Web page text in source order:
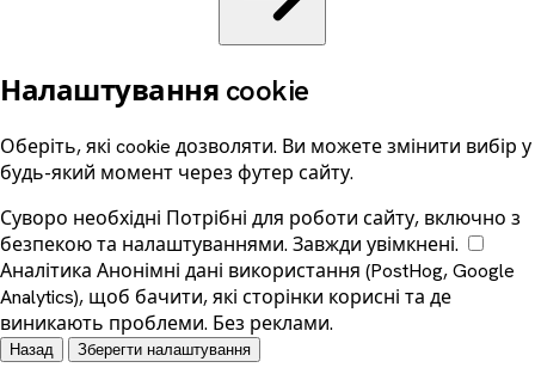
Налаштування cookie
Оберіть, які cookie дозволяти. Ви можете змінити вибір у
будь-який момент через футер сайту.
Суворо необхідні Потрібні для роботи сайту, включно з
безпекою та налаштуваннями. Завжди увімкнені.
Аналітика Анонімні дані використання (PostHog, Google
Analytics), щоб бачити, які сторінки корисні та де
виникають проблеми. Без реклами.
Назад Зберегти налаштування